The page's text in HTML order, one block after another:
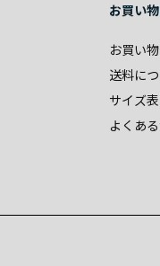
お買い
お買い
送料に
サイズ表
よくあ